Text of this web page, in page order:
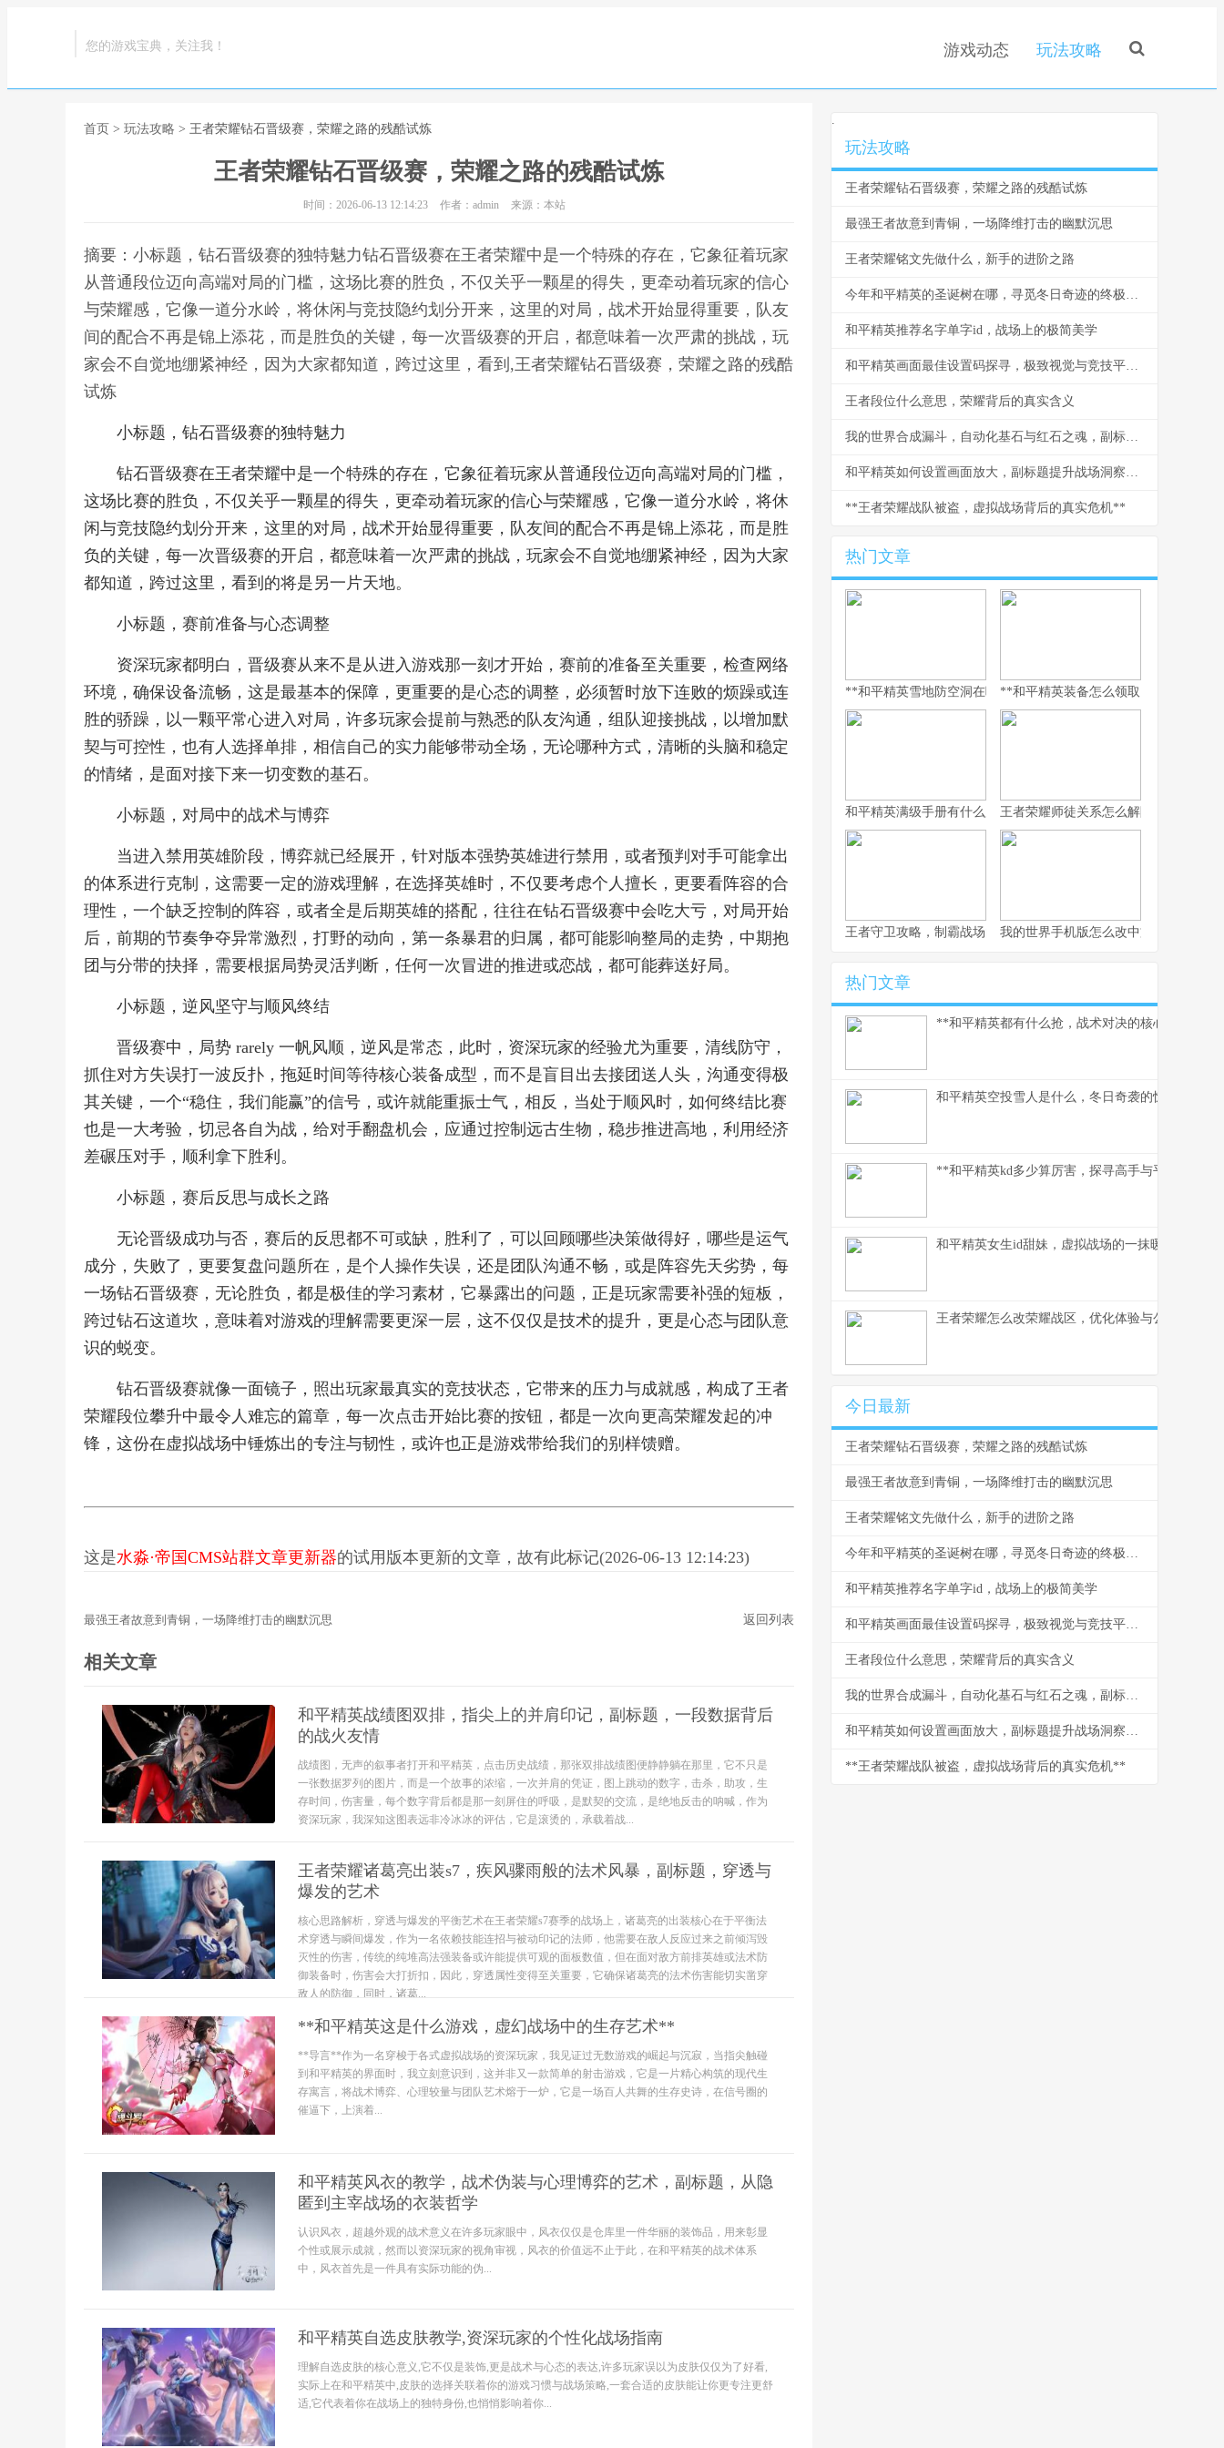
您的游戏宝典，关注我！ 游戏动态 玩法攻略
首页 > 玩法攻略 > 王者荣耀钻石晋级赛，荣耀之路的残酷试炼
王者荣耀钻石晋级赛，荣耀之路的残酷试炼
时间：2026-06-13 12:14:23 作者：admin 来源：本站
摘要：小标题，钻石晋级赛的独特魅力钻石晋级赛在王者荣耀中是一个特殊的存在，它象征着玩家
从普通段位迈向高端对局的门槛，这场比赛的胜负，不仅关乎一颗星的得失，更牵动着玩家的信心
与荣耀感，它像一道分水岭，将休闲与竞技隐约划分开来，这里的对局，战术开始显得重要，队友
间的配合不再是锦上添花，而是胜负的关键，每一次晋级赛的开启，都意味着一次严肃的挑战，玩
家会不自觉地绷紧神经，因为大家都知道，跨过这里，看到,王者荣耀钻石晋级赛，荣耀之路的残酷
试炼
小标题，钻石晋级赛的独特魅力
钻石晋级赛在王者荣耀中是一个特殊的存在，它象征着玩家从普通段位迈向高端对局的门槛，
这场比赛的胜负，不仅关乎一颗星的得失，更牵动着玩家的信心与荣耀感，它像一道分水岭，将休
闲与竞技隐约划分开来，这里的对局，战术开始显得重要，队友间的配合不再是锦上添花，而是胜
负的关键，每一次晋级赛的开启，都意味着一次严肃的挑战，玩家会不自觉地绷紧神经，因为大家
都知道，跨过这里，看到的将是另一片天地。
小标题，赛前准备与心态调整
资深玩家都明白，晋级赛从来不是从进入游戏那一刻才开始，赛前的准备至关重要，检查网络
环境，确保设备流畅，这是最基本的保障，更重要的是心态的调整，必须暂时放下连败的烦躁或连
胜的骄躁，以一颗平常心进入对局，许多玩家会提前与熟悉的队友沟通，组队迎接挑战，以增加默
契与可控性，也有人选择单排，相信自己的实力能够带动全场，无论哪种方式，清晰的头脑和稳定
的情绪，是面对接下来一切变数的基石。
小标题，对局中的战术与博弈
当进入禁用英雄阶段，博弈就已经展开，针对版本强势英雄进行禁用，或者预判对手可能拿出
的体系进行克制，这需要一定的游戏理解，在选择英雄时，不仅要考虑个人擅长，更要看阵容的合
理性，一个缺乏控制的阵容，或者全是后期英雄的搭配，往往在钻石晋级赛中会吃大亏，对局开始
后，前期的节奏争夺异常激烈，打野的动向，第一条暴君的归属，都可能影响整局的走势，中期抱
团与分带的抉择，需要根据局势灵活判断，任何一次冒进的推进或恋战，都可能葬送好局。
小标题，逆风坚守与顺风终结
晋级赛中，局势 rarely 一帆风顺，逆风是常态，此时，资深玩家的经验尤为重要，清线防守，
抓住对方失误打一波反扑，拖延时间等待核心装备成型，而不是盲目出去接团送人头，沟通变得极
其关键，一个“稳住，我们能赢”的信号，或许就能重振士气，相反，当处于顺风时，如何终结比赛
也是一大考验，切忌各自为战，给对手翻盘机会，应通过控制远古生物，稳步推进高地，利用经济
差碾压对手，顺利拿下胜利。
小标题，赛后反思与成长之路
无论晋级成功与否，赛后的反思都不可或缺，胜利了，可以回顾哪些决策做得好，哪些是运气
成分，失败了，更要复盘问题所在，是个人操作失误，还是团队沟通不畅，或是阵容先天劣势，每
一场钻石晋级赛，无论胜负，都是极佳的学习素材，它暴露出的问题，正是玩家需要补强的短板，
跨过钻石这道坎，意味着对游戏的理解需要更深一层，这不仅仅是技术的提升，更是心态与团队意
识的蜕变。
钻石晋级赛就像一面镜子，照出玩家最真实的竞技状态，它带来的压力与成就感，构成了王者
荣耀段位攀升中最令人难忘的篇章，每一次点击开始比赛的按钮，都是一次向更高荣耀发起的冲
锋，这份在虚拟战场中锤炼出的专注与韧性，或许也正是游戏带给我们的别样馈赠。
这是水淼·帝国CMS站群文章更新器的试用版本更新的文章，故有此标记(2026-06-13 12:14:23)
最强王者故意到青铜，一场降维打击的幽默沉思 返回列表
相关文章
和平精英战绩图双排，指尖上的并肩印记，副标题，一段数据背后
的战火友情
战绩图，无声的叙事者打开和平精英，点击历史战绩，那张双排战绩图便静静躺在那里，它不只是
一张数据罗列的图片，而是一个故事的浓缩，一次并肩的凭证，图上跳动的数字，击杀，助攻，生
存时间，伤害量，每个数字背后都是那一刻屏住的呼吸，是默契的交流，是绝地反击的呐喊，作为
资深玩家，我深知这图表远非冷冰冰的评估，它是滚烫的，承载着战...
王者荣耀诸葛亮出装s7，疾风骤雨般的法术风暴，副标题，穿透与
爆发的艺术
核心思路解析，穿透与爆发的平衡艺术在王者荣耀s7赛季的战场上，诸葛亮的出装核心在于平衡法
术穿透与瞬间爆发，作为一名依赖技能连招与被动印记的法师，他需要在敌人反应过来之前倾泻毁
灭性的伤害，传统的纯堆高法强装备或许能提供可观的面板数值，但在面对敌方前排英雄或法术防
御装备时，伤害会大打折扣，因此，穿透属性变得至关重要，它确保诸葛亮的法术伤害能切实凿穿
敌人的防御，同时，诸葛...
**和平精英这是什么游戏，虚幻战场中的生存艺术**
**导言**作为一名穿梭于各式虚拟战场的资深玩家，我见证过无数游戏的崛起与沉寂，当指尖触碰
到和平精英的界面时，我立刻意识到，这并非又一款简单的射击游戏，它是一片精心构筑的现代生
存寓言，将战术博弈、心理较量与团队艺术熔于一炉，它是一场百人共舞的生存史诗，在信号圈的
催逼下，上演着...
和平精英风衣的教学，战术伪装与心理博弈的艺术，副标题，从隐
匿到主宰战场的衣装哲学
认识风衣，超越外观的战术意义在许多玩家眼中，风衣仅仅是仓库里一件华丽的装饰品，用来彰显
个性或展示成就，然而以资深玩家的视角审视，风衣的价值远不止于此，在和平精英的战术体系
中，风衣首先是一件具有实际功能的伪...
和平精英自选皮肤教学,资深玩家的个性化战场指南
理解自选皮肤的核心意义,它不仅是装饰,更是战术与心态的表达,许多玩家误以为皮肤仅仅为了好看,
实际上在和平精英中,皮肤的选择关联着你的游戏习惯与战场策略,一套合适的皮肤能让你更专注更舒
适,它代表着你在战场上的独特身份,也悄悄影响着你...
.
玩法攻略
王者荣耀钻石晋级赛，荣耀之路的残酷试炼
最强王者故意到青铜，一场降维打击的幽默沉思
王者荣耀铭文先做什么，新手的进阶之路
今年和平精英的圣诞树在哪，寻觅冬日奇迹的终极坐标
和平精英推荐名字单字id，战场上的极简美学
和平精英画面最佳设置码探寻，极致视觉与竞技平衡的奥秘，副标题，资深玩家的画面优化全指南
王者段位什么意思，荣耀背后的真实含义
我的世界合成漏斗，自动化基石与红石之魂，副标题，沉默的物流大师
和平精英如何设置画面放大，副标题提升战场洞察力的视觉秘诀
**王者荣耀战队被盗，虚拟战场背后的真实危机**
热门文章
**和平精英雪地防空洞在哪里，副标题，冰封秘境与战术宝库探寻
**和平精英装备怎么领取，资深玩家
和平精英满级手册有什么用，解锁巅峰体验的多维钥匙
王者荣耀师徒关系怎么解除，游戏情谊
王者守卫攻略，制霸战场的不败法则，副标题，资深玩家的战术精
我的世界手机版怎么改中文，一份玩家
热门文章
**和平精英都有什么抢，战术对决的核心武器库**
和平精英空投雪人是什么，冬日奇袭的惊喜彩蛋
**和平精英kd多少算厉害，探寻高手与平民的真实
和平精英女生id甜妹，虚拟战场的一抹暖色，副标
王者荣耀怎么改荣耀战区，优化体验与公平之路
今日最新
王者荣耀钻石晋级赛，荣耀之路的残酷试炼
最强王者故意到青铜，一场降维打击的幽默沉思
王者荣耀铭文先做什么，新手的进阶之路
今年和平精英的圣诞树在哪，寻觅冬日奇迹的终极坐标
和平精英推荐名字单字id，战场上的极简美学
和平精英画面最佳设置码探寻，极致视觉与竞技平衡的奥秘，副标题，资深玩家的画面优化全指南
王者段位什么意思，荣耀背后的真实含义
我的世界合成漏斗，自动化基石与红石之魂，副标题，沉默的物流大师
和平精英如何设置画面放大，副标题提升战场洞察力的视觉秘诀
**王者荣耀战队被盗，虚拟战场背后的真实危机**